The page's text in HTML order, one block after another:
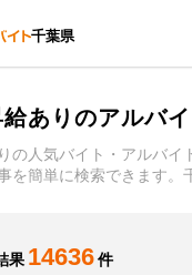
千葉県
ありのアルバ
の人気バイト・アルバ
を簡単に検索できます。
果 14636 件